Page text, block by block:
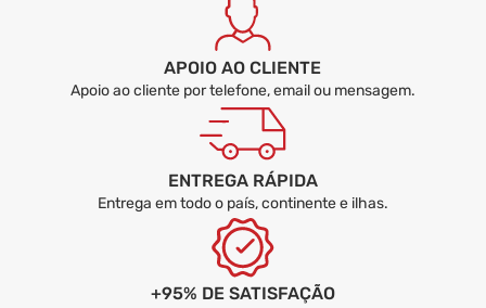
APOIO AO CLIENTE
Apoio ao cliente por telefone, email ou mensagem.
ENTREGA RÁPIDA
Entrega em todo o país, continente e ilhas.
+95% DE SATISFAÇÃO